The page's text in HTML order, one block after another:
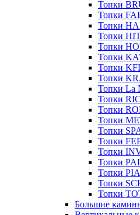
Топки
Топки
Топки
Топки
Топки
Топки
Топки
Топки
Топки La
Топки
Топки
Топки
Топки
Топки
Топки
Топки
Топки
Топки
Топки
Большие